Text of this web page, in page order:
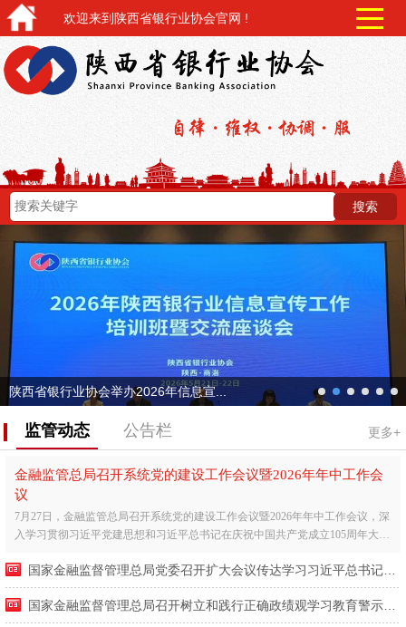
欢迎来到陕西省银行业协会官网 !
next
陕西省银行业协会举办2026年信息宣...
监管动态 公告栏 更多+
金融监管总局召开系统党的建设工作会议暨2026年年中工作会
议
7月27日，金融监管总局召开系统党的建设工作会议暨2026年年中工作会议，深
入学习贯彻习近平党建思想和习近平总书记在庆祝中国共产党成立105周年大会